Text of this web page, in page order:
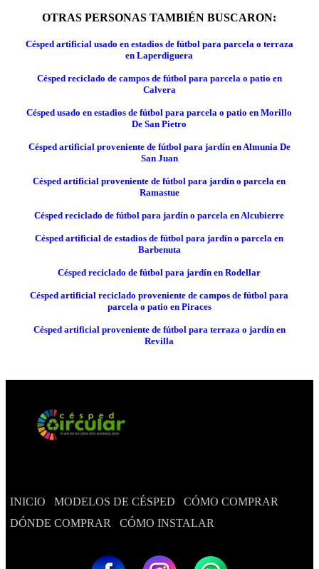
OTRAS PERSONAS TAMBIÉN BUSCARON:
Césped artificial usado en estadios de fútbol para parcela o terraza
en Laperdiguera
Césped reciclado de campos de fútbol para parcela o patio en
Calvera
Césped usado en estadios de fútbol para parcela o patio en Morillo
De San Pietro
Césped artificial proveniente de fútbol para jardín en Almunia De
San Juan
Césped artificial proveniente de fútbol para jardín o parcela en
Ramastue
Césped reciclado de fútbol para jardín o parcela en Alcubierre
Césped artificial de estadios de fútbol para jardín o parcela en
Barbenuta
Césped reciclado de fútbol para jardín en Rodellar
Césped artificial reciclado proveniente de campos de fútbol para
parcela o patio en Piraces
Césped artificial proveniente de fútbol para terraza o jardín en
Revilla
INICIO MODELOS DE CÉSPED
CÓMO COMPRAR
DÓNDE COMPRAR
CÓMO INSTALAR